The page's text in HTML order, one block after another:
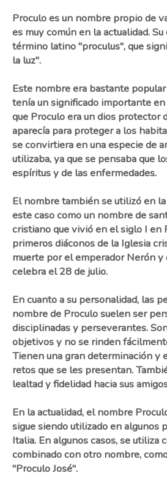
Proculo es un nombre propio de
es muy común en la actualidad.
término latino "proculus", que
la luz".
Este nombre era bastante
tenía un significado importante
que Proculo era un dios protector
aparecía para proteger a los
se convirtiera en una especie de
utilizaba, ya que se pensaba que
espíritus y de las enfermedades.
El nombre también se utilizó en
este caso como un nombre de
cristiano que vivió en el siglo I en
primeros diáconos de la Iglesia
muerte por el emperador Nerón y
celebra el 28 de julio.
En cuanto a su personalidad, las
nombre de Proculo suelen ser
disciplinadas y perseverantes.
objetivos y no se rinden
Tienen una gran determinación y
retos que se les presentan.
lealtad y fidelidad hacia sus
En la actualidad, el nombre
sigue siendo utilizado en algunos
Italia. En algunos casos, se utiliza
combinado con otro nombre,
"Proculo José".